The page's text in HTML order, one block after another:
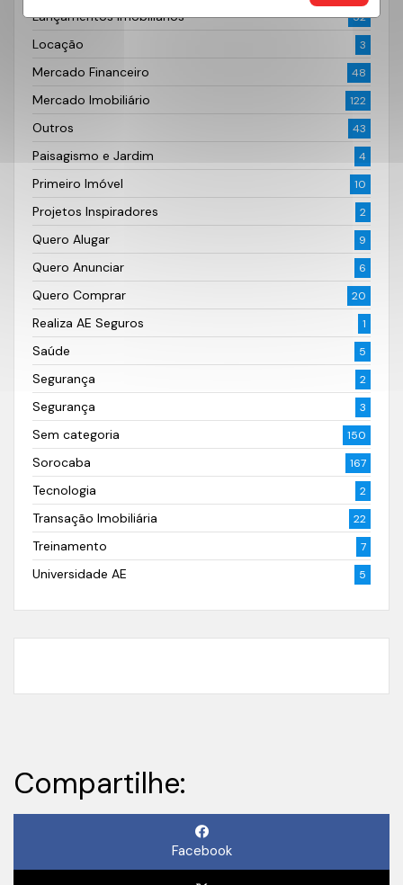
Lançamentos Imobiliários 52
Locação 3
Mercado Financeiro 48
Mercado Imobiliário 122
Outros 43
Paisagismo e Jardim 4
Primeiro Imóvel 10
Projetos Inspiradores 2
Quero Alugar 9
Quero Anunciar 6
Quero Comprar 20
Realiza AE Seguros 1
Saúde 5
Segurança 2
Segurança 3
Sem categoria 150
Sorocaba 167
Tecnologia 2
Transação Imobiliária 22
Treinamento 7
Universidade AE 5
Compartilhe:
Facebook